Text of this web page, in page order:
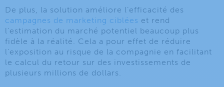
De plus, la solution améliore l’efficacité des
campagnes de marketing ciblées et rend
l’estimation du marché potentiel beaucoup plus
fidèle à la réalité. Cela a pour effet de réduire
l’exposition au risque de la compagnie en facilitant
le calcul du retour sur des investissements de
plusieurs millions de dollars.